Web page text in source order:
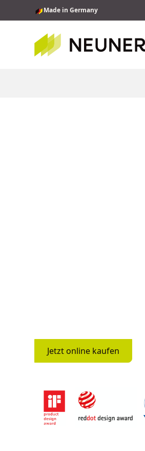
Made in Germany
Jetzt online kaufen